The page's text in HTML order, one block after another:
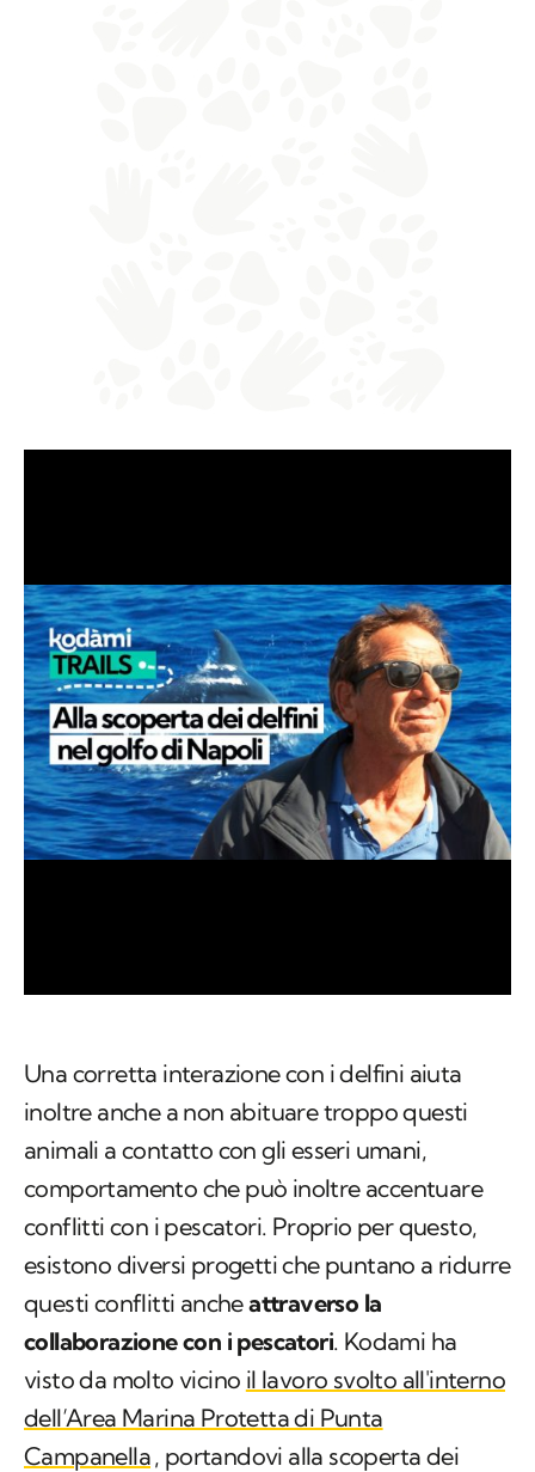
Una corretta interazione con i delfini aiuta
inoltre anche a non abituare troppo questi
animali a contatto con gli esseri umani,
comportamento che può inoltre accentuare
conflitti con i pescatori. Proprio per questo,
esistono diversi progetti che puntano a ridurre
questi conflitti ancheattraverso la
collaborazione con i pescatori. Kodami ha
visto da molto vicino il lavoro svolto all'interno
dell’Area Marina Protetta di Punta
Campanella, portandovi alla scoperta dei